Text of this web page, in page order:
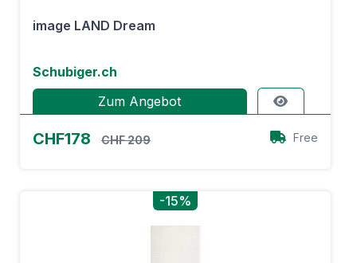
image LAND Dream
Schubiger.ch
Zum Angebot
CHF178 CHF 209 Free
-15%